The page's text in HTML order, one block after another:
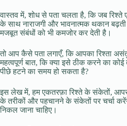
वास्तव में, शोध से पता चलता है, कि जब रिश्ते
के साथ नाराजगी और भावनात्मक थकान
मजबूत संबंधों को भी कमजोर कर देती है।
तो आप कैसे पता लगाएँ, कि आपका रिश्ता
महत्वपूर्ण बात, कि क्या इसे ठीक करने का कोई
पीछे हटने का समय हो सकता है?
इस लेख में, हम एकतरफ़ा रिश्ते के संकेतों,
के तरीकों और पहचानने के संकेतों पर चर्चा
निकल जाना चाहिए।